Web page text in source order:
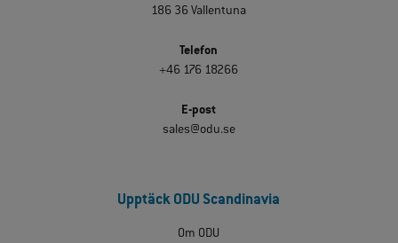
186 36 Vallentuna
Telefon
+46 176 18266
E-post
sales@odu.se
Upptäck ODU Scandinavia
Om ODU